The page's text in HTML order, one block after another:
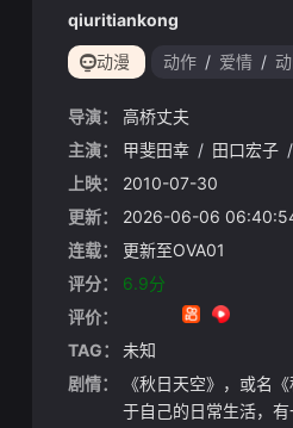
qiuritiankong
动漫 动作 / 爱情 /
导演：
高桥丈夫
主演：
甲斐田幸 / 田口宏子 /
上映：
2010-07-30
更新：
2026-06-06
连载：
更新至OVA01
评分：
6.9分
评价：
TAG：
未知
剧情：
《秋日天空》，或名
于自己的日常生活，